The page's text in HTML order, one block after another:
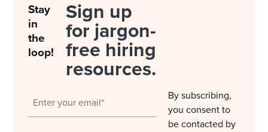
Stay
in
the
loop!
Sign up
for jargon-
free hiring
resources.
By subscribing,
you consent to
be contacted by